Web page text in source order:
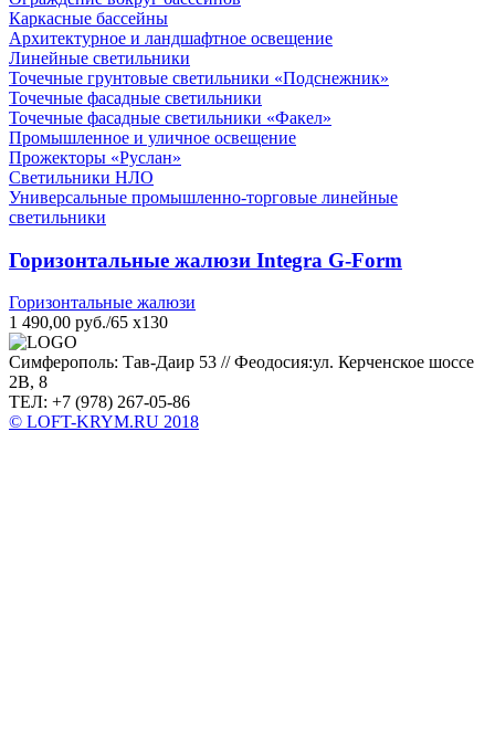
Каркасные бассейны
Архитектурное и ландшафтное освещение
Линейные светильники
Точечные грунтовые светильники «Подснежник»
Точечные фасадные светильники
Точечные фасадные светильники «Факел»
Промышленное и уличное освещение
Прожекторы «Руслан»
Светильники НЛО
Универсальные промышленно-торговые линейные
светильники
Горизонтальные жалюзи Integra G-Form
Горизонтальные жалюзи
1 490,00 руб./65 х130
Симферополь: Тав-Даир 53 // Феодосия:ул. Керченское шоссе
2В, 8
ТЕЛ: +7 (978) 267-05-86
© LOFT-KRYM.RU 2018